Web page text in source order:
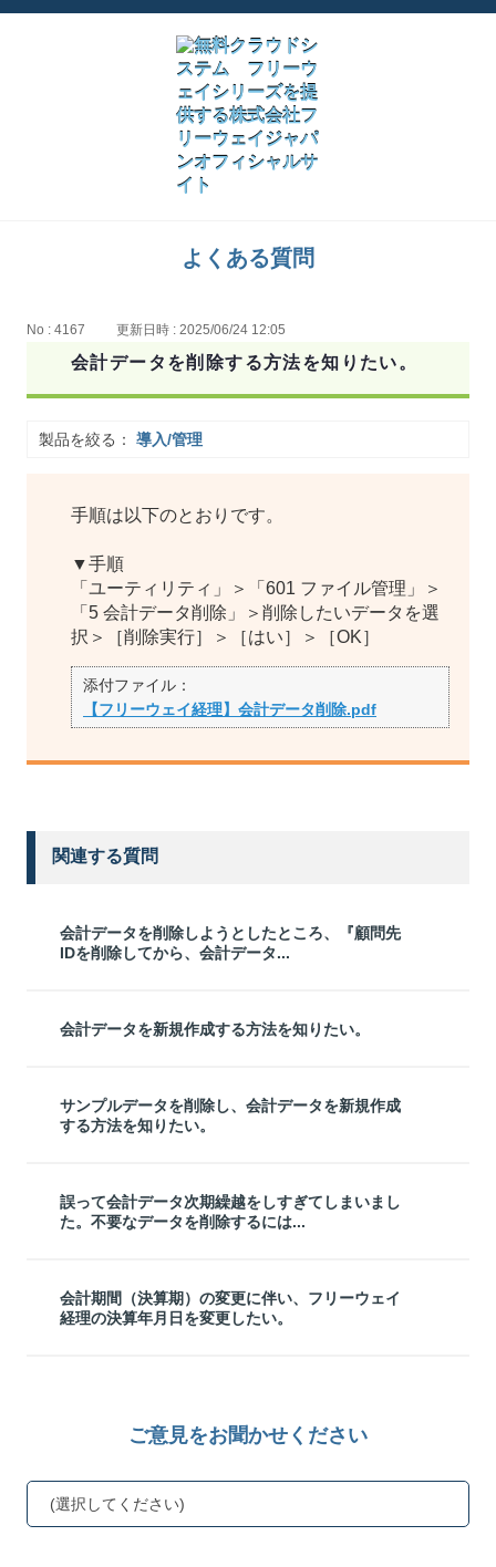
よくある質問
No : 4167 更新日時 : 2025/06/24 12:05
会計データを削除する方法を知りたい。
製品を絞る： 導入/管理
手順は以下のとおりです。
▼手順
「ユーティリティ」＞「601 ファイル管理」＞
「5 会計データ削除」＞削除したいデータを選
択＞［削除実行］＞［はい］＞［OK］
添付ファイル：
【フリーウェイ経理】会計データ削除.pdf
関連する質問
会計データを削除しようとしたところ、『顧問先
IDを削除してから、会計データ...
会計データを新規作成する方法を知りたい。
サンプルデータを削除し、会計データを新規作成
する方法を知りたい。
誤って会計データ次期繰越をしすぎてしまいまし
た。不要なデータを削除するには...
会計期間（決算期）の変更に伴い、フリーウェイ
経理の決算年月日を変更したい。
ご意見をお聞かせください
(選択してください)